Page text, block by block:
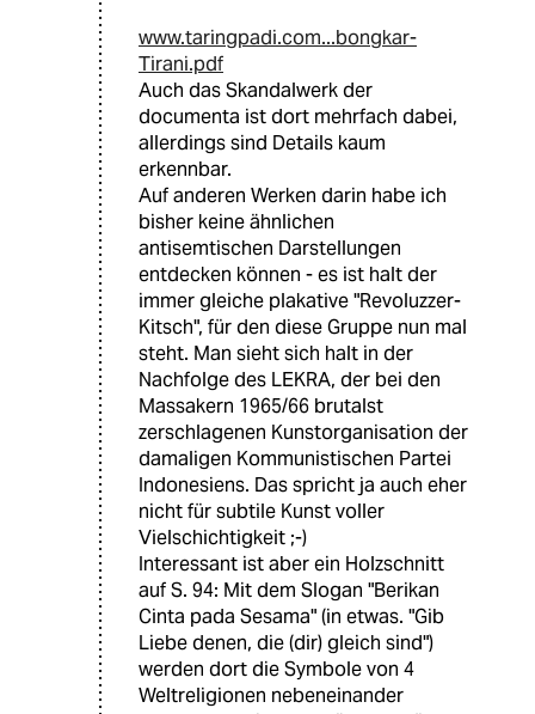
www.taringpadi.com...bongkar-
Tirani.pdf
Auch das Skandalwerk der
documenta ist dort mehrfach dabei,
allerdings sind Details kaum
erkennbar.
Auf anderen Werken darin habe ich
bisher keine ähnlichen
antisemtischen Darstellungen
entdecken können - es ist halt der
immer gleiche plakative "Revoluzzer-
Kitsch", für den diese Gruppe nun mal
steht. Man sieht sich halt in der
Nachfolge des LEKRA, der bei den
Massakern 1965/66 brutalst
zerschlagenen Kunstorganisation der
damaligen Kommunistischen Partei
Indonesiens. Das spricht ja auch eher
nicht für subtile Kunst voller
Vielschichtigkeit ;-)
Interessant ist aber ein Holzschnitt
auf S. 94: Mit dem Slogan "Berikan
Cinta pada Sesama" (in etwas. "Gib
Liebe denen, die (dir) gleich sind")
werden dort die Symbole von 4
Weltreligionen nebeneinander